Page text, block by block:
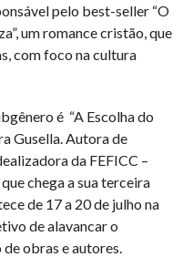
pelo best-seller “O
um romance cristão, que
com foco na cultura
é “A Escolha do
Gusella. Autora de
da FEFICC –
chega a sua terceira
de 17 a 20 de julho na
de alavancar o
obras e autores.